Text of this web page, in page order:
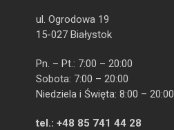
ul. Ogrodowa 19
15-027 Białystok
Pn. – Pt.: 7:00 – 20:00
Sobota: 7:00 – 20:00
Niedziela i Święta: 8:00 – 20:00
tel.: +48 85 741 44 28